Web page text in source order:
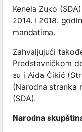
Kenela Zuko
2014. i 2018.
mandatima.
Zahvaljujući
Predstavničkom
su i Aida Čikić
(Narodna stranka
(SDA).
Narodna